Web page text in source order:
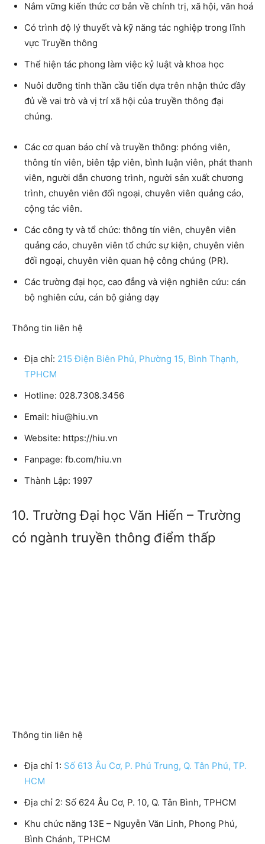
Nắm vững kiến thức cơ bản về chính trị, xã hội, văn hoá
Có trình độ lý thuyết và kỹ năng tác nghiệp trong lĩnh
vực Truyền thông
Thể hiện tác phong làm việc kỷ luật và khoa học
Nuôi dưỡng tinh thần cầu tiến dựa trên nhận thức đầy
đủ về vai trò và vị trí xã hội của truyền thông đại
chúng.
Các cơ quan báo chí và truyền thông: phóng viên,
thông tín viên, biên tập viên, bình luận viên, phát thanh
viên, người dẫn chương trình, người sản xuất chương
trình, chuyên viên đối ngoại, chuyên viên quảng cáo,
cộng tác viên.
Các công ty và tổ chức: thông tín viên, chuyên viên
quảng cáo, chuyên viên tổ chức sự kiện, chuyên viên
đối ngoại, chuyên viên quan hệ công chúng (PR).
Các trường đại học, cao đẳng và viện nghiên cứu: cán
bộ nghiên cứu, cán bộ giảng dạy
Thông tin liên hệ
Địa chỉ: 215 Điện Biên Phủ, Phường 15, Bình Thạnh,
TPHCM
Hotline: 028.7308.3456
Email: hiu@hiu.vn
Website: https://hiu.vn
Fanpage: fb.com/hiu.vn
Thành Lập: 1997
10. Trường Đại học Văn Hiến – Trường
có ngành truyền thông điểm thấp
Thông tin liên hệ
Địa chỉ 1: Số 613 Âu Cơ, P. Phú Trung, Q. Tân Phú, TP.
HCM
Địa chỉ 2: Số 624 Âu Cơ, P. 10, Q. Tân Bình, TPHCM
Khu chức năng 13E – Nguyễn Văn Linh, Phong Phú,
Bình Chánh, TPHCM